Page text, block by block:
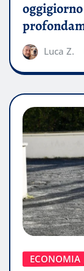
Luca Z.
ECONOMIA